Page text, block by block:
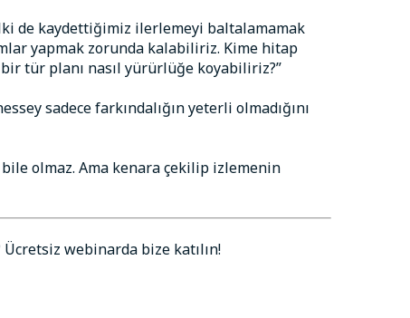
de kaydettiğimiz ilerlemeyi baltalamamak
yapmak zorunda kalabiliriz. Kime hitap
tür planı nasıl yürürlüğe koyabiliriz?”
sadece farkındalığın yeterli olmadığını
olmaz. Ama kenara çekilip izlemenin
webinarda bize katılın!